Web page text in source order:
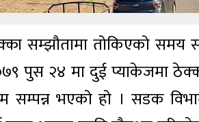
सम्झौतामा तोकिएको समय
पुस २४ मा दुई प्याकेजमा
सम्पन्न भएको हो । सडक